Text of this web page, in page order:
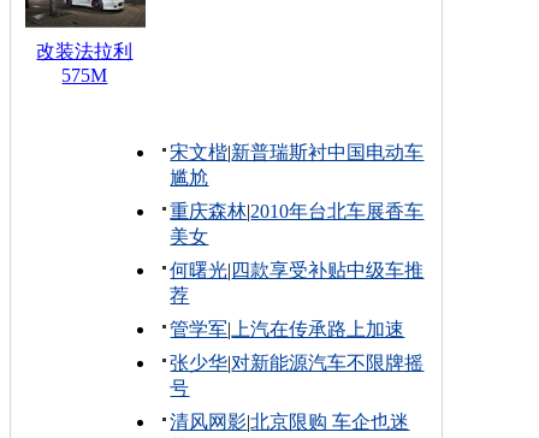
改装法拉利
575M
宋文楷|新普瑞斯衬中国电动车
尴尬
重庆森林|2010年台北车展香车
美女
何曙光| 四款享受补贴中级车推
荐
管学军| 上汽在传承路上加速
张少华|对新能源汽车不限牌摇
号
清风网影|北京限购 车企也迷